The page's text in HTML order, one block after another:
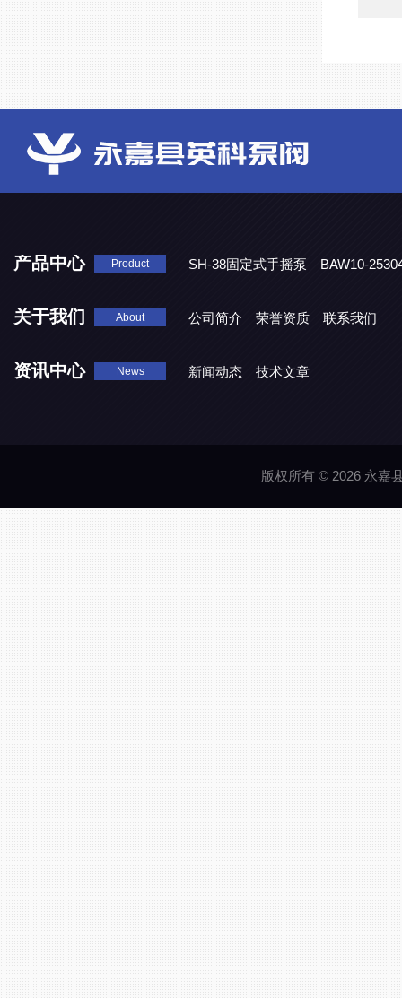
产品中心 Product SH-38固定式手摇泵
BAW10-
关于我们 About 公司简介 荣誉资质 联系我们
资讯中心 News 新闻动态 技术文章
版权所有 © 2026 永嘉